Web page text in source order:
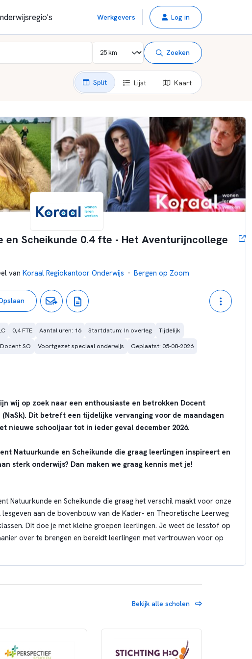
Werkgevers Log in
Zoeken
Split Lijst Kaart
Bekijk alle scholen
en Scheikunde 0.4 fte - Het Aventurijncollege
van Koraal Regiokantoor Onderwijs - Bergen op Zoom
0,4 FTE Aantal uren: 16 Startdatum: In overleg
Tijdelijk
Docent SO Voortgezet speciaal onderwijs
Geplaatst: 05-08-2026
wij op zoek naar een enthousiaste en betrokken Docent
Dit betreft een tijdelijke vervanging voor de maandagen
nieuwe schooljaar tot in ieder geval december 2026.
Natuurkunde en Scheikunde die graag leerlingen inspireert en
sterk onderwijs? Dan maken we graag kennis met je!
Natuurkunde en Scheikunde die graag het verschil maakt voor onze
lesgeven aan de bovenbouw van de Kader- en Theoretische Leerweg
Dit doe je met kleine groepen leerlingen. Je weet de lesstof op
over te brengen en bereidt leerlingen met vertrouwen voor op
verbinding werkt en oog heeft voor de unieke behoeften van
een veilige en respectvolle leeromgeving waarin leerlingen zich
pedagogische en didactische behoeften van de leerling;